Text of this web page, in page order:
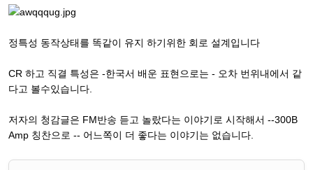
정특성 동작상태를 똑같이 유지 하기위한 회로 설계입니다
CR 하고 직결 특성은 -한국서 배운 표현으로는 - 오차 번위내에서 같
다고 볼수있습니다.
저자의 청감글은 FM반송 듣고 놀랐다는 이야기로 시작해서 --300B
Amp 칭찬으로 -- 어느쪽이 더 좋다는 이야기는 없습니다.